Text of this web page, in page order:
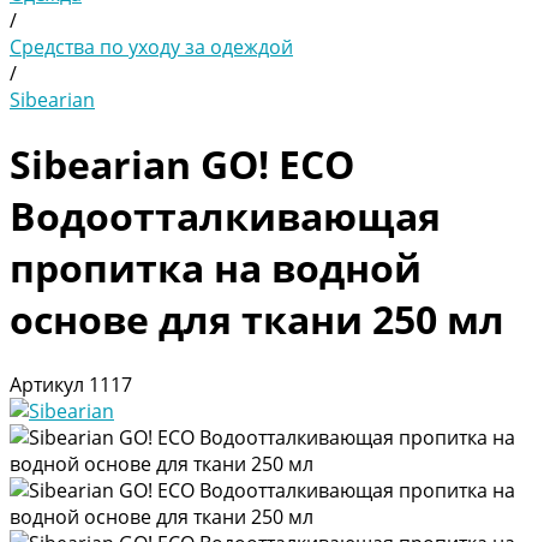
/
Средства по уходу за одеждой
/
Sibearian
Sibearian GO! ECO
Водоотталкивающая
пропитка на водной
основе для ткани 250 мл
Артикул 1117